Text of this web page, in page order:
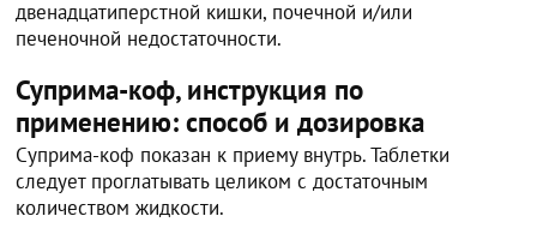
двенадцатиперстной кишки, почечной и/или
печеночной недостаточности.
Суприма-коф, инструкция по
применению: способ и дозировка
Суприма-коф показан к приему внутрь. Таблетки
следует проглатывать целиком с достаточным
количеством жидкости.